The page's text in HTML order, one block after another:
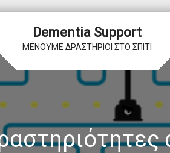
Dementia Support
ΜΕΝΟΥΜΕ ΔΡΑΣΤΗΡΙΟΙ ΣΤΟ ΣΠΙΤΙ